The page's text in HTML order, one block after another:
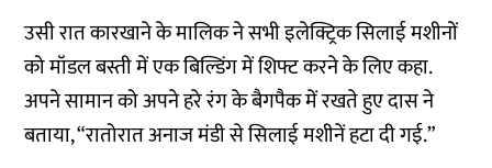
उसी रात कारखाने के मालिक ने सभी इलेक्ट्रिक सिलाई मशीनों
को मॉडल बस्ती में एक बिल्डिंग में शिफ्ट करने के लिए कहा.
अपने सामान को अपने हरे रंग के बैगपैक में रखते हुए दास ने
बताया, “रातोरात अनाज मंडी से सिलाई मशीनें हटा दी गई.”